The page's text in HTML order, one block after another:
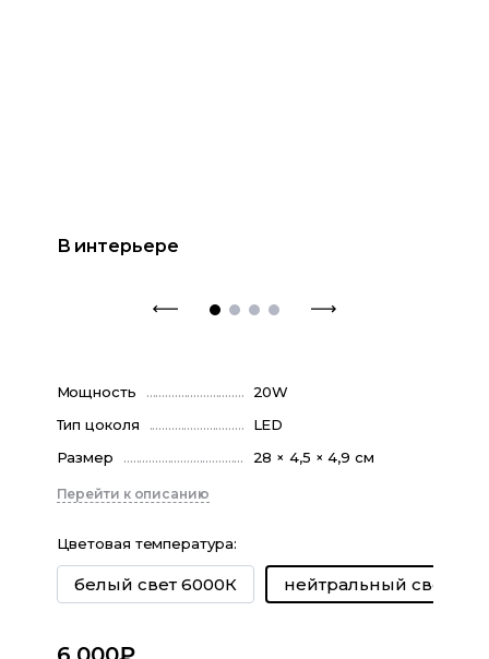
В интерьере
Мощность
20W
Тип цоколя
LED
Размер
28 × 4,5 × 4,9 см
Перейти к описанию
Цветовая температура:
белый свет 6000К нейтральный свет